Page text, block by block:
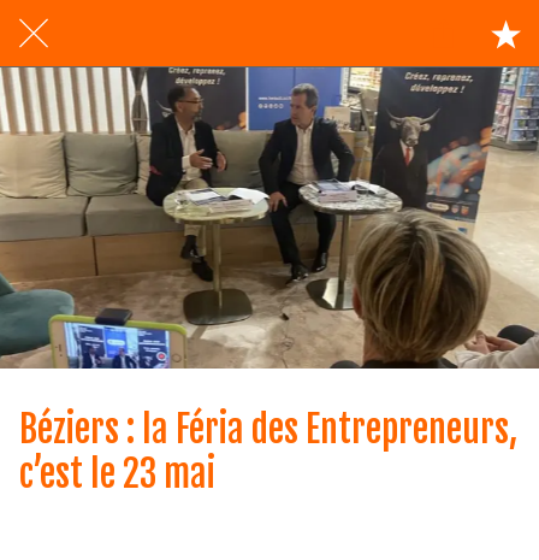
Béziers : la Féria des Entrepreneurs,
c’est le 23 mai